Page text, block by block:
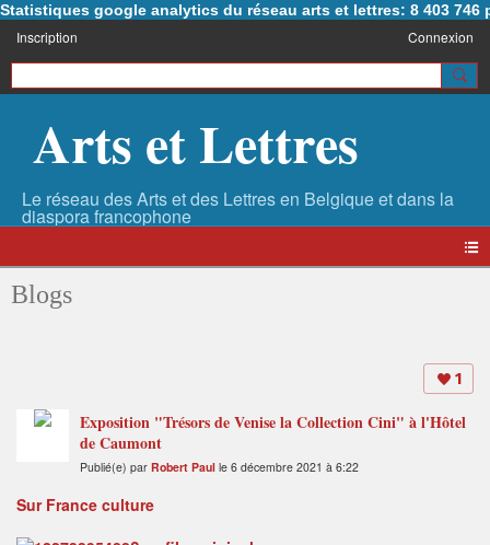
Statistiques google analytics du réseau arts et lettres: 8 403 746
Inscription Connexion
Arts et Lettres
Blogs
1
Exposition "Trésors de Venise la Collection Cini" à l'Hôtel
de Caumont
Publié(e) par Robert Paul le 6 décembre 2021 à 6:22
Sur France culture